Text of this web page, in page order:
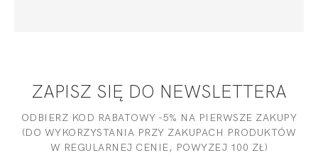
ZAPISZ SIĘ DO NEWSLETTERA
ODBIERZ KOD RABATOWY -5% NA PIERWSZE ZAKUPY
(DO WYKORZYSTANIA PRZY ZAKUPACH PRODUKTÓW
W REGULARNEJ CENIE, POWYZEJ 100 ZŁ)